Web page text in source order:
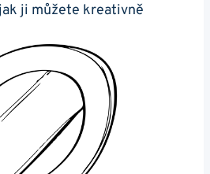
ji můžete kreativně